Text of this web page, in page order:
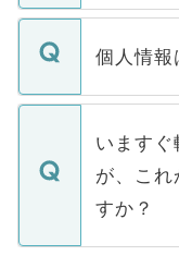
ません。
■応募殺
関を公に
に、医療
みを人材
ています。
転職・入
ん。また
定を承諾
の辞退の
個人情報
個人情報
で、ご安
などで収
ご本人の
支援を目
ているす
います
が、これ
すか？